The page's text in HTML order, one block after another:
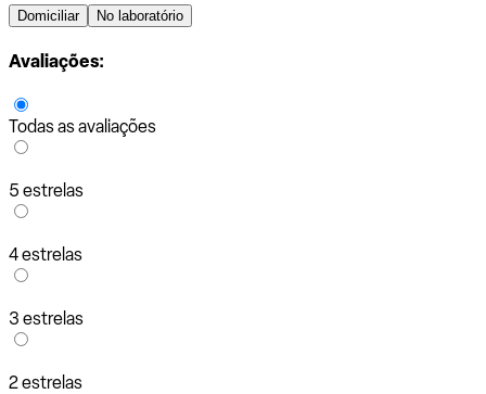
Domiciliar No laboratório
Avaliações:
Todas as avaliações
5 estrelas
4 estrelas
3 estrelas
2 estrelas